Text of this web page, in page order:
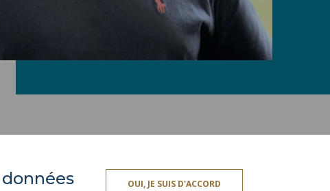
ESPACE PRESSE
OUI, JE SUIS D'ACCORD